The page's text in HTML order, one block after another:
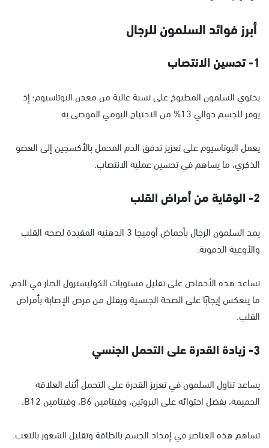
أبرز فوائد السلمون للرجال
1- تحسين الانتصاب
يحتوي السلمون المطبوخ على نسبة عالية من معدن البوتاسيوم؛ إذ
يوفر للجسم حوالي 13% من الاحتياج اليومي الموصى به.
يعمل البوتاسيوم على تعزيز تدفق الدم المحمل بالأكسجين إلى العضو
الذكري، ما يساهم في تحسين عملية الانتصاب.
2- الوقاية من أمراض القلب
يمد السلمون الرجال بأحماض أوميجا 3 الدهنية المفيدة لصحة القلب
والأوعية الدموية.
تساعد هذه الأحماض على تقليل مستويات الكوليسترول الضار في الدم،
ما ينعكس إيجابًا على الصحة الجنسية ويقلل من فرص الإصابة بأمراض
القلب.
3- زيادة القدرة على التحمل الجنسي
يساعد تناول السلمون في تعزيز القدرة على التحمل أثناء العلاقة
الحميمة، بفضل احتوائه على البروتين، وفيتامين B6، وفيتامين B12.
تساهم هذه العناصر في إمداد الجسم بالطاقة وتقليل الشعور بالتعب.